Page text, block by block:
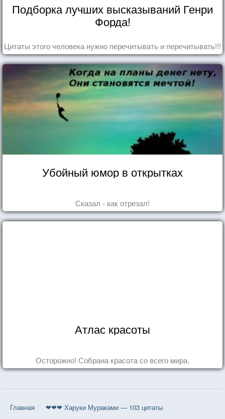
Подборка лучших высказываний Генри
Форда!
Цитаты этого человека нужно перечитывать и перечитывать!!!
Убойный юмор в открытках
Сказал - как отрезал!
Атлас красоты
Осторожно! Собрана красота со всего мира.
Главная ❤❤❤ Харуки Мураками — 103 цитаты